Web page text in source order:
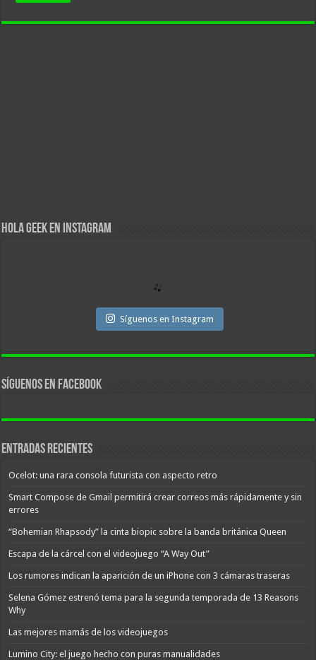
Hola Geek en Instagram
Síguenos en Instagram
Síguenos en facebook
Entradas recientes
Ocelot: una rara consola futurista con aspecto retro
Smart Compose de Gmail permitirá crear correos más rápidamente y sin
errores
“Bohemian Rhapsody” la cinta biopic sobre la banda británica Queen
Escapa de la cárcel con el videojuego “A Way Out”
Los rumores indican la aparición de un iPhone con 3 cámaras traseras
Selena Gómez estrenó tema para la segunda temporada de 13 Reasons
Why
Las mejores mamás de los videojuegos
Lumino City: el juego hecho con puras manualidades